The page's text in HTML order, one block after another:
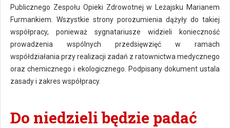
Publicznego Zespołu Opieki Zdrowotnej w Leżajsku Marianem
Furmankiem. Wszystkie strony porozumienia dążyły do takiej
współpracy, ponieważ sygnatariusze widzieli konieczność
prowadzenia wspólnych przedsięwzięć w ramach
współdziałania przy realizacji zadań z ratownictwa medycznego
oraz chemicznego i ekologicznego. Podpisany dokument ustala
zasady i zakres współpracy.
Do niedzieli będzie padać